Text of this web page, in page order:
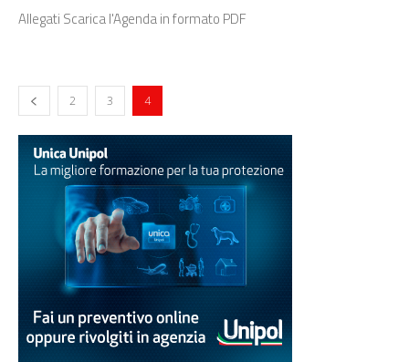
Allegati Scarica l'Agenda in formato PDF
2 3 4